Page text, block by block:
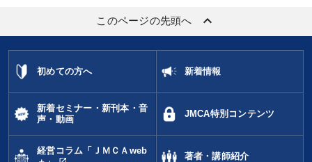
※「更新」を押すと「カテゴリー」「目的別」「キーワード」を更新いただけます。
タグから探す
すべての音声・動画（全2077タイトル）からお探しいただけます
タグ・キーワード
井上和弘 会社数字を学ぶ コロナ禍対策 企業文化
このページの先頭へ keyboard_arrow_up
初めての方へ 新着情報
新着セミナー・新刊本・音
声・動画
JMCA特別コンテンツ
経営コラム「ＪＭＣＡweb
著者・講師紹介